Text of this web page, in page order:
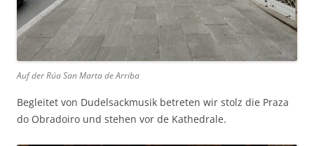
Auf der Rúa San Marta de Arriba
Begleitet von Dudelsackmusik betreten wir stolz die Praza
do Obradoiro und stehen vor de Kathedrale.